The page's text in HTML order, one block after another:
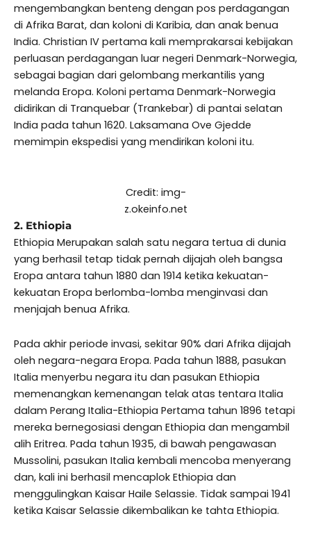
mengembangkan benteng dengan pos perdagangan
di Afrika Barat, dan koloni di Karibia, dan anak benua
India. Christian IV pertama kali memprakarsai kebijakan
perluasan perdagangan luar negeri Denmark-Norwegia,
sebagai bagian dari gelombang merkantilis yang
melanda Eropa. Koloni pertama Denmark-Norwegia
didirikan di Tranquebar (Trankebar) di pantai selatan
India pada tahun 1620. Laksamana Ove Gjedde
memimpin ekspedisi yang mendirikan koloni itu.
Credit: img-
z.okeinfo.net
2. Ethiopia
Ethiopia Merupakan salah satu negara tertua di dunia
yang berhasil tetap tidak pernah dijajah oleh bangsa
Eropa antara tahun 1880 dan 1914 ketika kekuatan-
kekuatan Eropa berlomba-lomba menginvasi dan
menjajah benua Afrika.
Pada akhir periode invasi, sekitar 90% dari Afrika dijajah
oleh negara-negara Eropa. Pada tahun 1888, pasukan
Italia menyerbu negara itu dan pasukan Ethiopia
memenangkan kemenangan telak atas tentara Italia
dalam Perang Italia-Ethiopia Pertama tahun 1896 tetapi
mereka bernegosiasi dengan Ethiopia dan mengambil
alih Eritrea. Pada tahun 1935, di bawah pengawasan
Mussolini, pasukan Italia kembali mencoba menyerang
dan, kali ini berhasil mencaplok Ethiopia dan
menggulingkan Kaisar Haile Selassie. Tidak sampai 1941
ketika Kaisar Selassie dikembalikan ke tahta Ethiopia.